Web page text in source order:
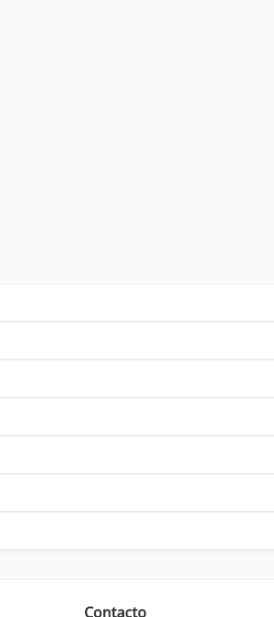
Contacto